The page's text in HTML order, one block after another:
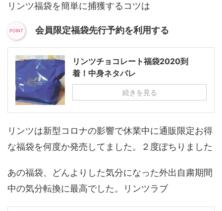
リンツ福袋を簡単に捕獲するコツは
会員限定福袋先行予約を利用する
リンツチョコレート福袋2020到
着！中身ネタバレ
続きを見る
リンツは新型コロナの影響で休業中に通販限定お得
な福袋を何度か発売してました。２度ぽちりました
あの福袋、どんよりした気分になった外出自粛期間
中の気分転換に最高でした。リンツラブ